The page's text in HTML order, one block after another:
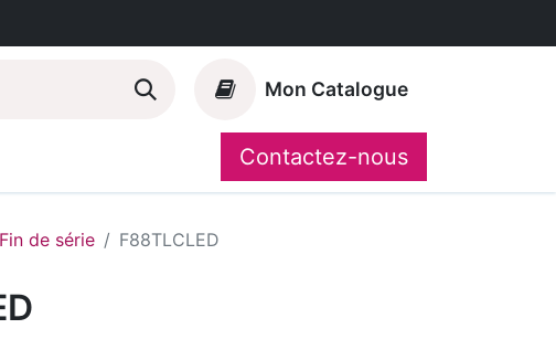
Mon Catalogue
CompoShop
Contactez-nous
Fin de série F88TLCLED